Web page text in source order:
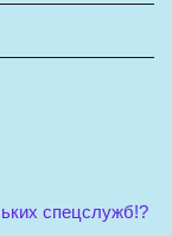
спецслужб!?